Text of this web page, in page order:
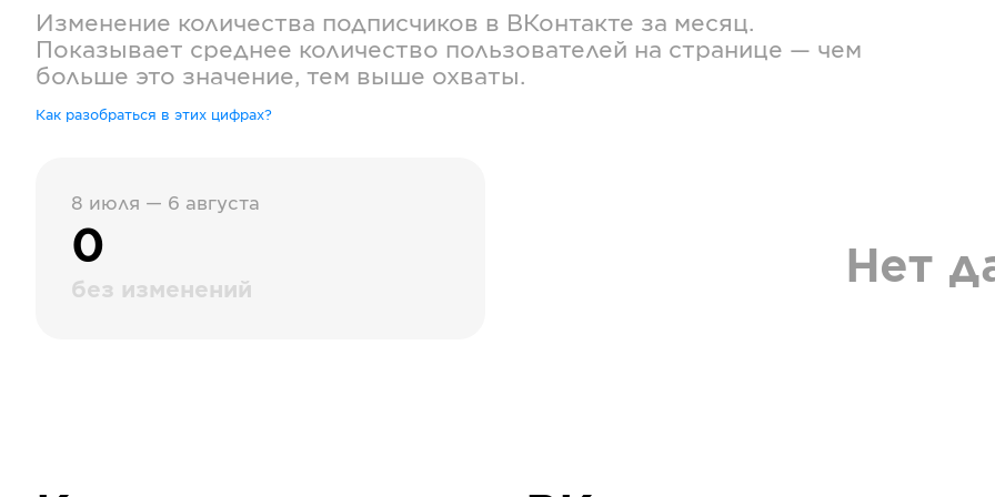
Изменение количества подписчиков в ВКонтакте за месяц.
Показывает среднее количество пользователей на странице — чем
больше это значение, тем выше охваты.
Как разобраться в этих цифрах?
8 июля — 6 августа
0
без изменений Нет